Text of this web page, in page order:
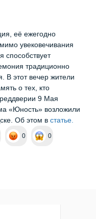
её ежегодно
увековечивания
способствует
традиционно
В этот вечер жители
о тех, кто
9 Мая
«Юность» возложили
Об этом встатье.
0 0